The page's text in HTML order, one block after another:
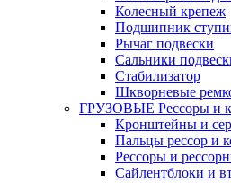
Колесный крепеж
Подшипник
Рычаг подвески
Сальники
Стабилизатор
Шкворневые
ГРУЗОВЫЕ Рессоры и
Кронштейны и
Пальцы рессор и
Рессоры и
Сайлентблоки и